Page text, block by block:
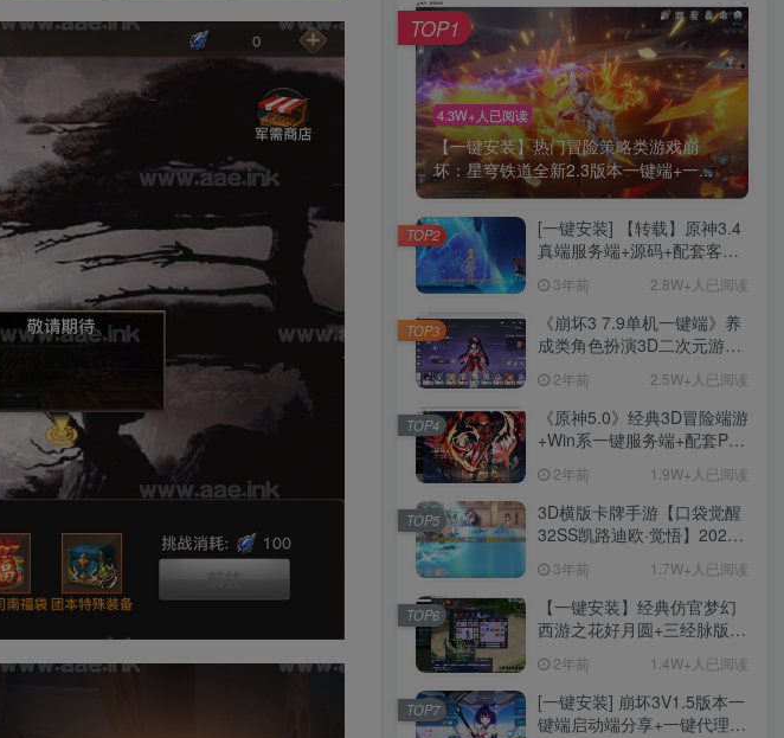
4.3W+人已阅读
【一键安装】热门冒险策略类游戏崩
坏：星穹铁道全新2.3版本一键端+一...
TOP1
[一键安装] 【转载】原神3.4
真端服务端+源码+配套客户
说明文件
3年前 2.8W+人已阅读
TOP2
《崩坏3 7.9单机一键端》养
成类角色扮演3D二次元游
用、无限资源、附带保姆级
安装教程
2年前 2.5W+人已阅读
TOP3
《原神5.0》经典3D冒险端游
+Win系一键服务端+配套PC
池文件
2年前 1.9W+人已阅读
TOP4
3D横版卡牌手游【口袋觉醒
32SS凯路迪欧·觉悟】2023
+支付对接+安卓苹果双端+运
营后台+GM授权后台+代理
后台
3年前 1.7W+人已阅读
TOP5
【一键安装】经典仿官梦幻
西游之花好月圆+三经脉版本
卡+剧情活动+视频搭建及其
他修改资料
2年前 1.4W+人已阅读
TOP6
[一键安装] 崩坏3V1.5版本一
键端启动端分享+一键代理
TOP7